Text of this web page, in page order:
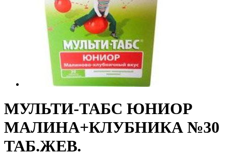
МУЛЬТИ-ТАБС ЮНИОР
МАЛИНА+КЛУБНИКА №30
ТАБ.ЖЕВ.